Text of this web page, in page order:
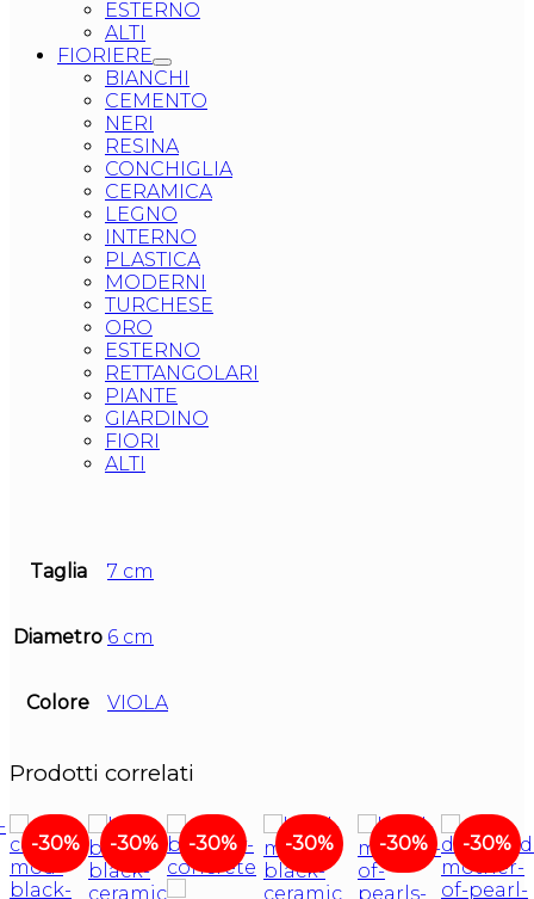
ESTERNO
ALTI
FIORIERE
BIANCHI
CEMENTO
NERI
RESINA
CONCHIGLIA
CERAMICA
LEGNO
INTERNO
PLASTICA
MODERNI
TURCHESE
ORO
ESTERNO
RETTANGOLARI
PIANTE
GIARDINO
FIORI
ALTI
Taglia 7 cm
Diametro 6 cm
Colore VIOLA
Prodotti correlati
-30% -30% -30% -30% -30% -30%